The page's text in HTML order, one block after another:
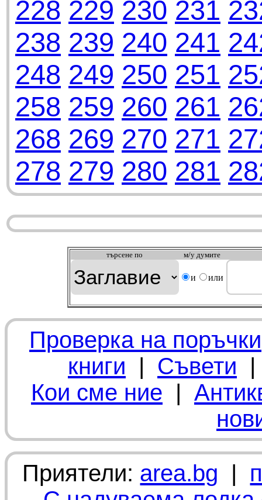
228 229 230 231
238 239 240 241
248 249 250 251
258 259 260 261
268 269 270 271
278 279 280 281
търсeне по м/у думите
и или
Проверка на поръчки
книги | Съвети
Кои сме ние |
Приятели: area.bg |